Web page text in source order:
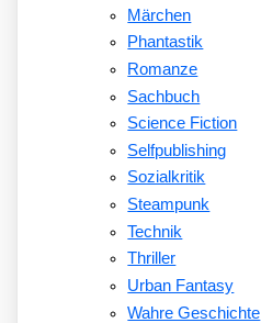
Märchen
Phantastik
Romanze
Sachbuch
Science Fiction
Selfpublishing
Sozialkritik
Steampunk
Technik
Thriller
Urban Fantasy
Wahre Geschichte